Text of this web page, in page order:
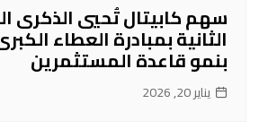
سهم كابيتال تُحيي الذكرى
الثانية بمبادرة العطاء
بنمو قاعدة المستثمرين
يناير 20, 2026